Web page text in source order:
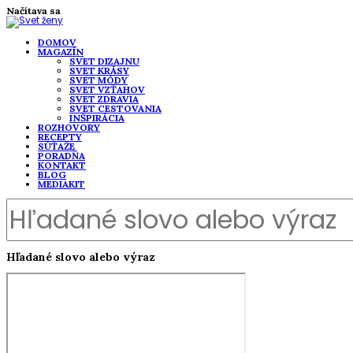
Načítava sa
DOMOV
MAGAZÍN
SVET DIZAJNU
SVET KRÁSY
SVET MÓDY
SVET VZŤAHOV
SVET ZDRAVIA
SVET CESTOVANIA
INŠPIRÁCIA
ROZHOVORY
RECEPTY
SÚŤAŽE
PORADŇA
KONTAKT
BLOG
MEDIAKIT
Hľadané slovo alebo výraz